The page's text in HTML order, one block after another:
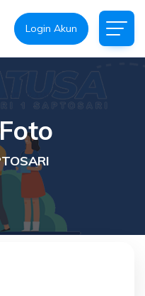
Login Akun